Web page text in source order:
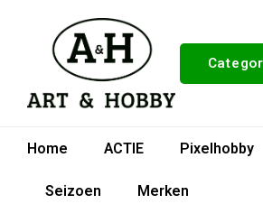
Home ACTIE Pixelhobby
Seizoen
Merken